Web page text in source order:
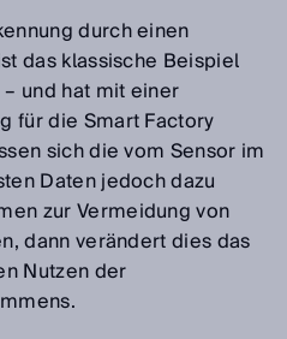
durch einen
das klassische Beispiel
und hat mit einer
für die Smart Factory
sich die vom Sensor im
Daten jedoch dazu
zur Vermeidung von
dann verändert dies das
Nutzen der